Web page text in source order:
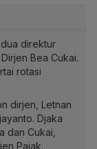
direktur
Bea Cukai.
rotasi
dirjen, Letnan
Djaka
dan Cukai,
Pajak.